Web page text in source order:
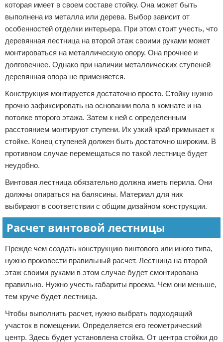
которая имеет в своем составе стойку. Она может быть
выполнена из металла или дерева. Выбор зависит от
особенностей отделки интерьера. При этом стоит учесть, что
деревянная лестница на второй этаж своими руками может
монтироваться на металлическую опору. Она прочнее и
долговечнее. Однако при наличии металлических ступеней
деревянная опора не применяется.
Конструкция монтируется достаточно просто. Стойку нужно
прочно зафиксировать на основании пола в комнате и на
потолке второго этажа. Затем к ней с определенным
расстоянием монтируют ступени. Их узкий край примыкает к
стойке. Конец ступеней должен быть достаточно широким. В
противном случае перемещаться по такой лестнице будет
неудобно.
Винтовая лестница обязательно должна иметь перила. Они
должны опираться на балясины. Материал для них
выбирают в соответствии с общим дизайном конструкции.
Расчет винтовой лестницы
Прежде чем создать конструкцию винтового или иного типа,
нужно произвести правильный расчет. Лестница на второй
этаж своими руками в этом случае будет смонтирована
правильно. Нужно учесть габариты проема. Чем они меньше,
тем круче будет лестница.
Чтобы выполнить расчет, нужно выбрать подходящий
участок в помещении. Определяется его геометрический
центр. Здесь будет установлена стойка. От центра стойки до